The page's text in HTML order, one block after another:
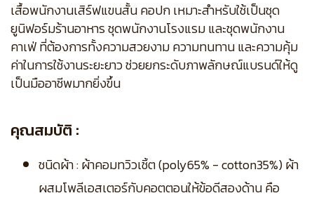
เสื้อพนักงานเสิร์ฟแขนสั้น คอปก เหมาะสำหรับใช้เป็นชุด
ยูนิฟอร์มร้านอาหาร ชุดพนักงานโรงแรม และชุดพนักงาน
คาเฟ่ ที่ต้องการทั้งความสวยงาม ความทนทาน และความคุ้ม
ค่าในการใช้งานระยะยาว ช่วยยกระดับภาพลักษณ์แบรนด์ให้ดู
เป็นมืออาชีพมากยิ่งขึ้น
คุณสมบัติ :
ชนิดผ้า : ผ้าคอมทวิวเชิ้ต (poly65% - cotton35%) ผ้า
ผสมโพลีเอสเตอร์กับคอตตอนให้ข้อดีสองด้าน คือ